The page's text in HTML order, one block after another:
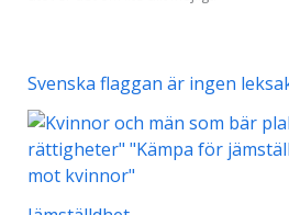
Svenska flaggan är ingen